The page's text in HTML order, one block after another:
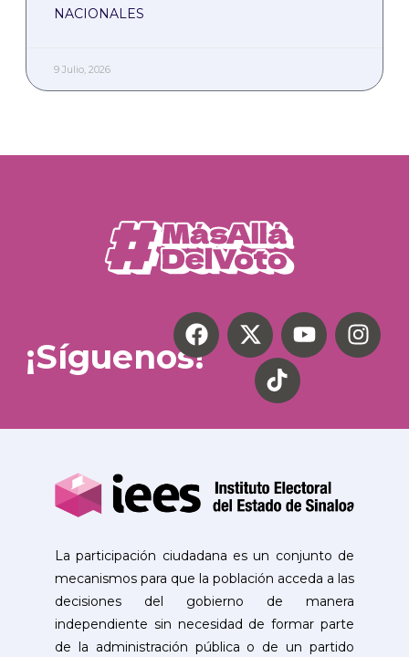
NACIONALES
9 Julio, 2026
¡Síguenos!
La participación ciudadana es un conjunto de
mecanismos para que la población acceda a las
decisiones del gobierno de manera
independiente sin necesidad de formar parte
de la administración pública o de un partido